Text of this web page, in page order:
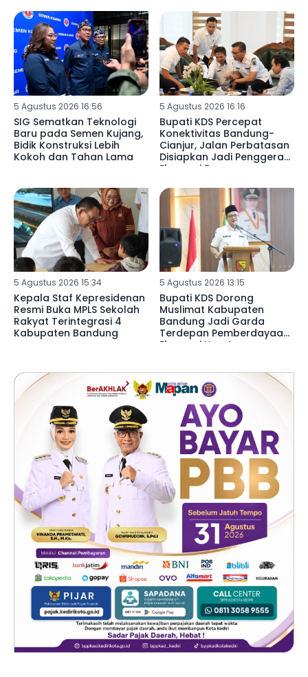
5 Agustus 2026 16:56
SIG Sematkan Teknologi
Baru pada Semen Kujang,
Bidik Konstruksi Lebih
Kokoh dan Tahan Lama
5 Agustus 2026 16:16
Bupati KDS Percepat
Konektivitas Bandung-
Cianjur, Jalan Perbatasan
Disiapkan Jadi Penggerak
Ekonomi Baru
5 Agustus 2026 15:34
Kepala Staf Kepresidenan
Resmi Buka MPLS Sekolah
Rakyat Terintegrasi 4
Kabupaten Bandung
5 Agustus 2026 13:15
Bupati KDS Dorong
Muslimat Kabupaten
Bandung Jadi Garda
Terdepan Pemberdayaan
Ekonomi Umat